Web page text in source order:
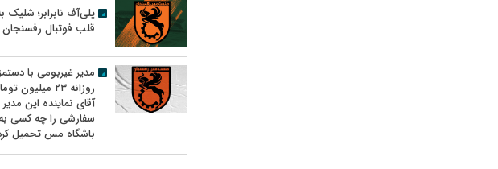
پلی‌آف نابرابر؛ شلیک
قلب فوتبال رفسنجان
مدیر غیربومی با
روزانه ۲۳ میلیون
آقای نماینده این مدیر
سفارشی را چه کسی به
باشگاه مس تحمیل